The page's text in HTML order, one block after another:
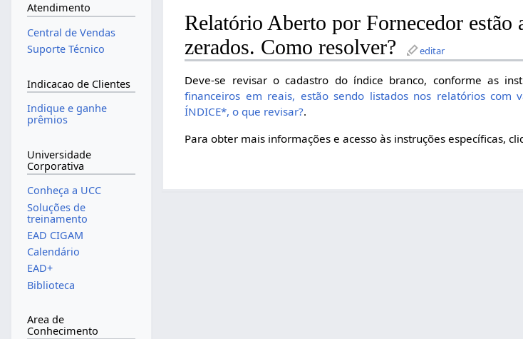
Relatório Aberto por Fornecedor estão
zerados. Como resolver?
editar
Deve-se revisar o cadastro do índice branco, conforme as
financeiros em reais, estão sendo listados nos relatórios com
ÍNDICE*, o que revisar?.
Para obter mais informações e acesso às instruções específicas,
Atendimento
Central de Vendas
Suporte Técnico
Indicacao de Clientes
Indique e ganhe
prêmios
Universidade
Corporativa
Conheça a UCC
Soluções de
treinamento
EAD CIGAM
Calendário
EAD+
Biblioteca
Area de
Conhecimento